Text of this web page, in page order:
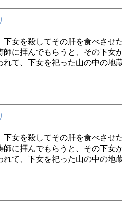
女を殺してその肝を食べさせ
に拝んでもらうと、その下女
て、下女を祀った山の中の地
女を殺してその肝を食べさせ
に拝んでもらうと、その下女
て、下女を祀った山の中の地